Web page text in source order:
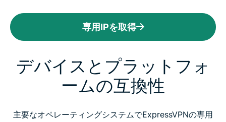
専用IPを取得
デバイスとプラットフォ
ームの互換性
主要なオペレーティングシステムでExpressVPNの専用